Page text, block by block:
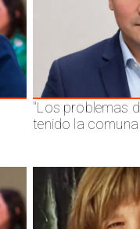
"Los problemas
tenido la comuna